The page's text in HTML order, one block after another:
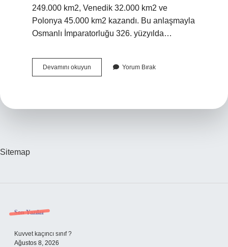
249.000 km2, Venedik 32.000 km2 ve
Polonya 45.000 km2 kazandı. Bu anlaşmayla
Osmanlı İmparatorluğu 326. yüzyılda…
Devamını okuyun
İTtifak
Yorum Bırak
Sitemap
Sidebar
Son Yazılar
Kuvvet kaçıncı sınıf ?
Ağustos 8, 2026